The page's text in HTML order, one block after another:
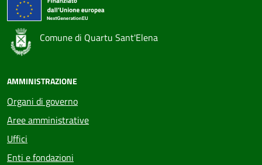
Comune di Quartu Sant'Elena
AMMINISTRAZIONE
Organi di governo
Aree amministrative
Uffici
Enti e fondazioni